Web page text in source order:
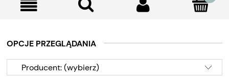
OPCJE PRZEGLĄDANIA
Producent: (wybierz)